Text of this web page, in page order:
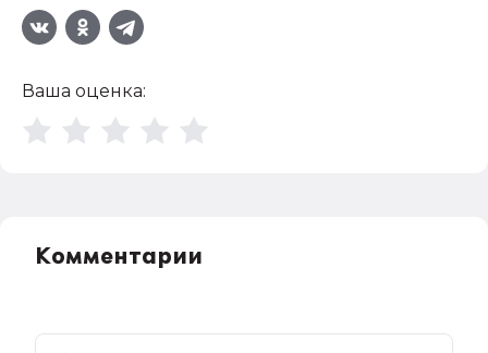
Ваша оценка:
Комментарии